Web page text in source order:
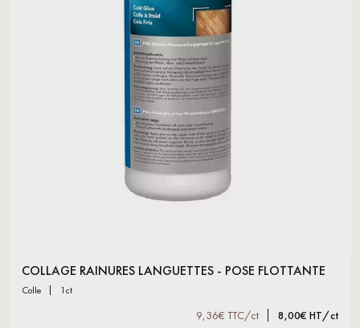
COLLAGE RAINURES LANGUETTES - POSE FLOTTANTE
colle 1ct
9,36€ TTC/ct 8,00€ HT/ct